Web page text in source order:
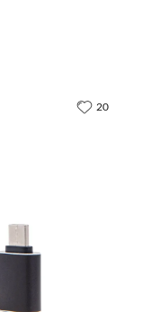
20